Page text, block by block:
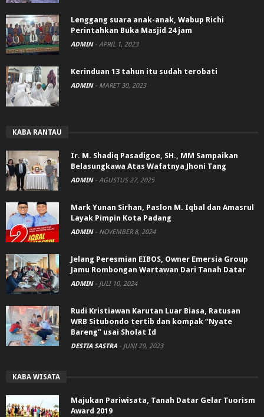
Lenggang suara anak-anak, Wabup Richi
Perintahkan Buka Masjid 24 jam
ADMIN - APRIL 1, 2023
Kerinduan 13 tahun itu sudah terobati
ADMIN - MARET 30, 2023
KABA RANTAU
Ir. M. Shadiq Pasadigoe, SH., MM Sampaikan
Belasungkawa Atas Wafatnya Jhoni Tang
ADMIN - AGUSTUS 27, 2025
Mark Yunan Sirhan, Paslon M. Iqbal dan Amasrul
Layak Pimpin Kota Padang
ADMIN - NOVEMBER 8, 2024
Jelang Peresmian EIBOS, Owner Emersia Group
Jamu Rombongan Wartawan Dari Tanah Datar
ADMIN - JULI 10, 2024
Rudi Kristiawan Karutan Luar Biasa, Ratusan
WRB Situbondo tertib dan kompak “Nyate
Bareng” usai Sholat Id
DESTIA SASTRA - JUNI 29, 2023
KABA WISATA
Majukan Pariwisata, Tanah Datar Gelar Tuorism
Award 2019